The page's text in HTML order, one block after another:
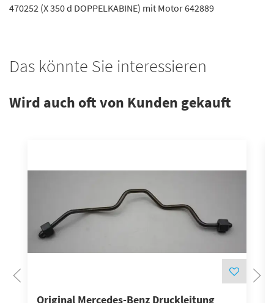
470252 (X 350 d DOPPELKABINE) mit Motor 642889
Das könnte Sie interessieren
Wird auch oft von Kunden gekauft
Original Mercedes-Benz Druckleitung